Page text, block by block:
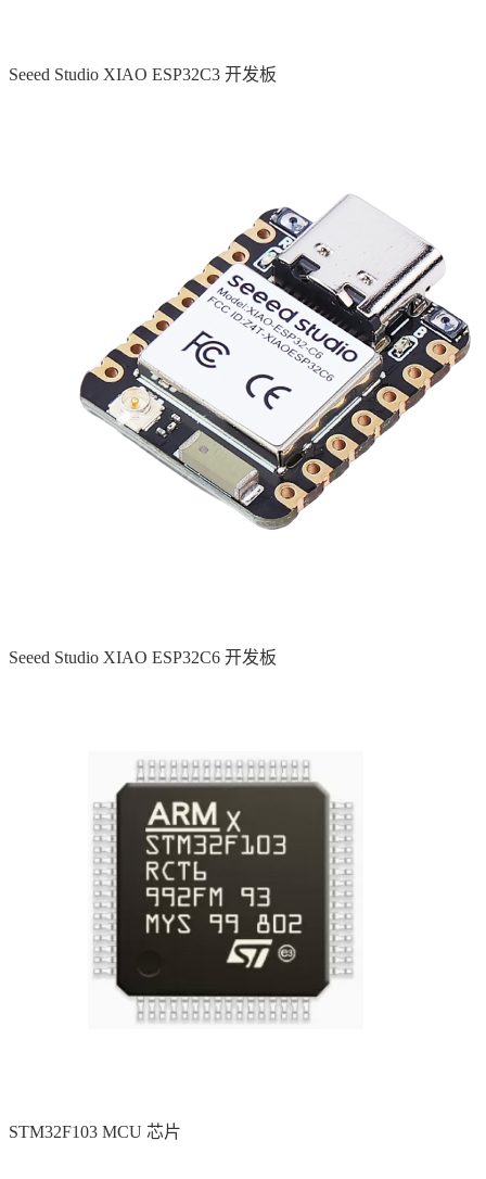
Seeed Studio XIAO ESP32C3 开发板
Seeed Studio XIAO ESP32C6 开发板
STM32F103 MCU 芯片